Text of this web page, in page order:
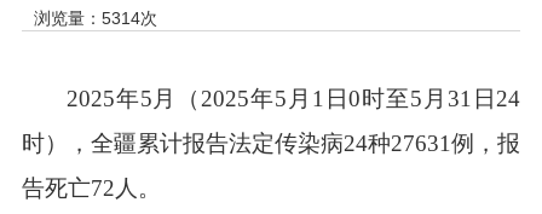
浏览量： 5314次
2025年5 月（ 2025年5 月 1 日0时至5 月 31 日24
时），全疆累计报告法定传染病24种27631例，报
告死亡72 人。